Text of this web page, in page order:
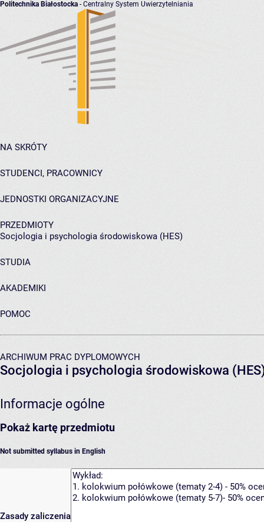
Politechnika Białostocka - Centralny System Uwierzytelniania
NA SKRÓTY
STUDENCI, PRACOWNICY
JEDNOSTKI ORGANIZACYJNE
PRZEDMIOTY
Socjologia i psychologia środowiskowa (HES)
STUDIA
AKADEMIKI
POMOC
ARCHIWUM PRAC DYPLOMOWYCH
Socjologia i psychologia środowiskowa
Informacje ogólne
Pokaż kartę przedmiotu
Not submitted syllabus in English
Zasady zaliczenia